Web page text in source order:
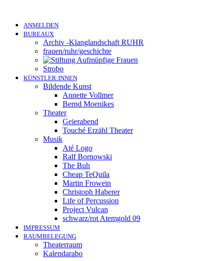
ANMELDEN
BUREAUX
Archiv -Klanglandschaft RUHR
frauen/ruhr/geschichte
Strobo
KÜNSTLER:INNEN
Bildende Kunst
Annette Vollmer
Bernd Moenikes
Theater
Geierabend
Touché Erzähl Theater
Musik
Até Logo
Ralf Bornowski
The Buh
Cheap TeQuila
Martin Frowein
Christoph Haberer
Life of Percussion
Project Vulcan
schwarz/rot Atemgold 09
IMPRESSUM
RAUMBELEGUNG
Theaterraum
Kalendarabo